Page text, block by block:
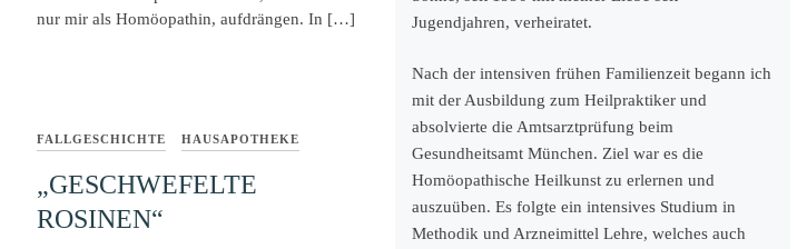
nur mir als Homöopathin, aufdrängen. In […]
FALLGESCHICHTE HAUSAPOTHEKE
„GESCHWEFELTE
ROSINEN“
Jugendjahren, verheiratet.
Nach der intensiven frühen Familienzeit begann ich
mit der Ausbildung zum Heilpraktiker und
absolvierte die Amtsarztprüfung beim
Gesundheitsamt München. Ziel war es die
Homöopathische Heilkunst zu erlernen und
auszuüben. Es folgte ein intensives Studium in
Methodik und Arzneimittel Lehre, welches auch